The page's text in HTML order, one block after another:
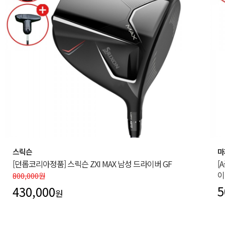
스릭슨
[던롭코리아정품] 스릭슨 ZXI MAX 남성 드라이버 GF
800,000원
430,000원